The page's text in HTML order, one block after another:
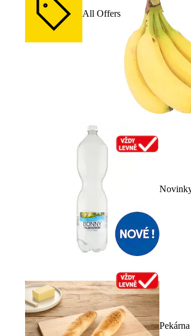
All Offers
Pekárna